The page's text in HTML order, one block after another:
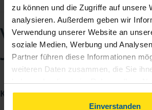
zu können und die Zugriffe auf unsere
analysieren. Außerdem geben wir
Verwendung unserer Website an
soziale Medien, Werbung und
Partner führen diese Informationen
weiteren Daten zusammen, die Sie
haben oder die sie im Rahmen Ihrer
gesammelt haben. Indem Sie auf
können Sie der Verwendung von
Einverstanden
VLH-
Jennifer Krause
Kontakt